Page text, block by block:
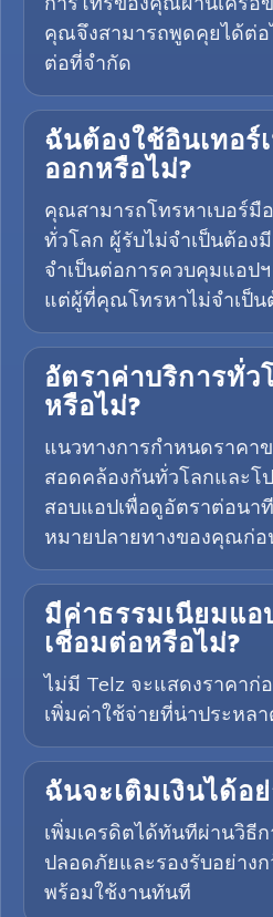
คุณจึงสามารถพูดคุยได้ต่อ
ต่อที่จำกัด
ฉันต้องใช้อินเทอร์
ออกหรือไม่?
คุณสามารถโทรหาเบอร์มื
ทั่วโลก ผู้รับไม่จำเป็นต้อง
จำเป็นต่อการควบคุมแอป
แต่ผู้ที่คุณโทรหาไม่จำเป็น
อัตราค่าบริการทั่
หรือไม่?
แนวทางการกำหนดราคา
สอดคล้องกันทั่วโลกและโ
สอบแอปเพื่อดูอัตราต่อน
หมายปลายทางของคุณก่อ
มีค่าธรรมเนียมแ
เชื่อมต่อหรือไม่?
ไม่มี Telz จะแสดงราคาก่
เพิ่มค่าใช้จ่ายที่น่าประหลา
ฉันจะเติมเงินได้อ
เพิ่มเครดิตได้ทันทีผ่านวิธีก
ปลอดภัยและรองรับอย่างก
พร้อมใช้งานทันที